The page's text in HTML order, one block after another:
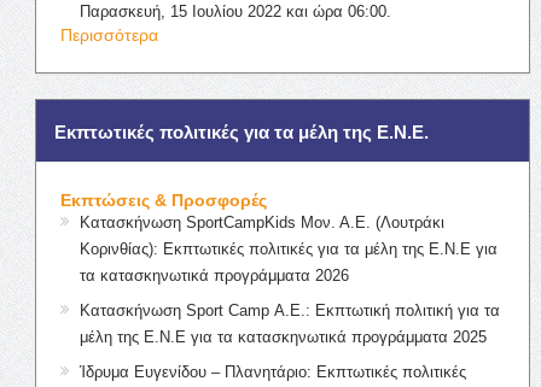
Παρασκευή, 15 Ιουλίου 2022 και ώρα 06:00.
Περισσότερα
Εκπτωτικές πολιτικές για τα μέλη της Ε.Ν.Ε.
Εκπτώσεις & Προσφορές
Κατασκήνωση SportCampKids Μον. Α.Ε. (Λουτράκι
Κορινθίας): Εκπτωτικές πολιτικές για τα μέλη της Ε.Ν.Ε για
τα κατασκηνωτικά προγράμματα 2026
Κατασκήνωση Sport Camp Α.Ε.: Εκπτωτική πολιτική για τα
μέλη της Ε.Ν.Ε για τα κατασκηνωτικά προγράμματα 2025
Ίδρυμα Ευγενίδου – Πλανητάριο: Εκπτωτικές πολιτικές